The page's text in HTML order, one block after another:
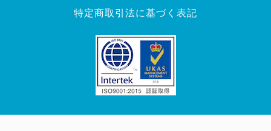
特定商取引法に基づく表記